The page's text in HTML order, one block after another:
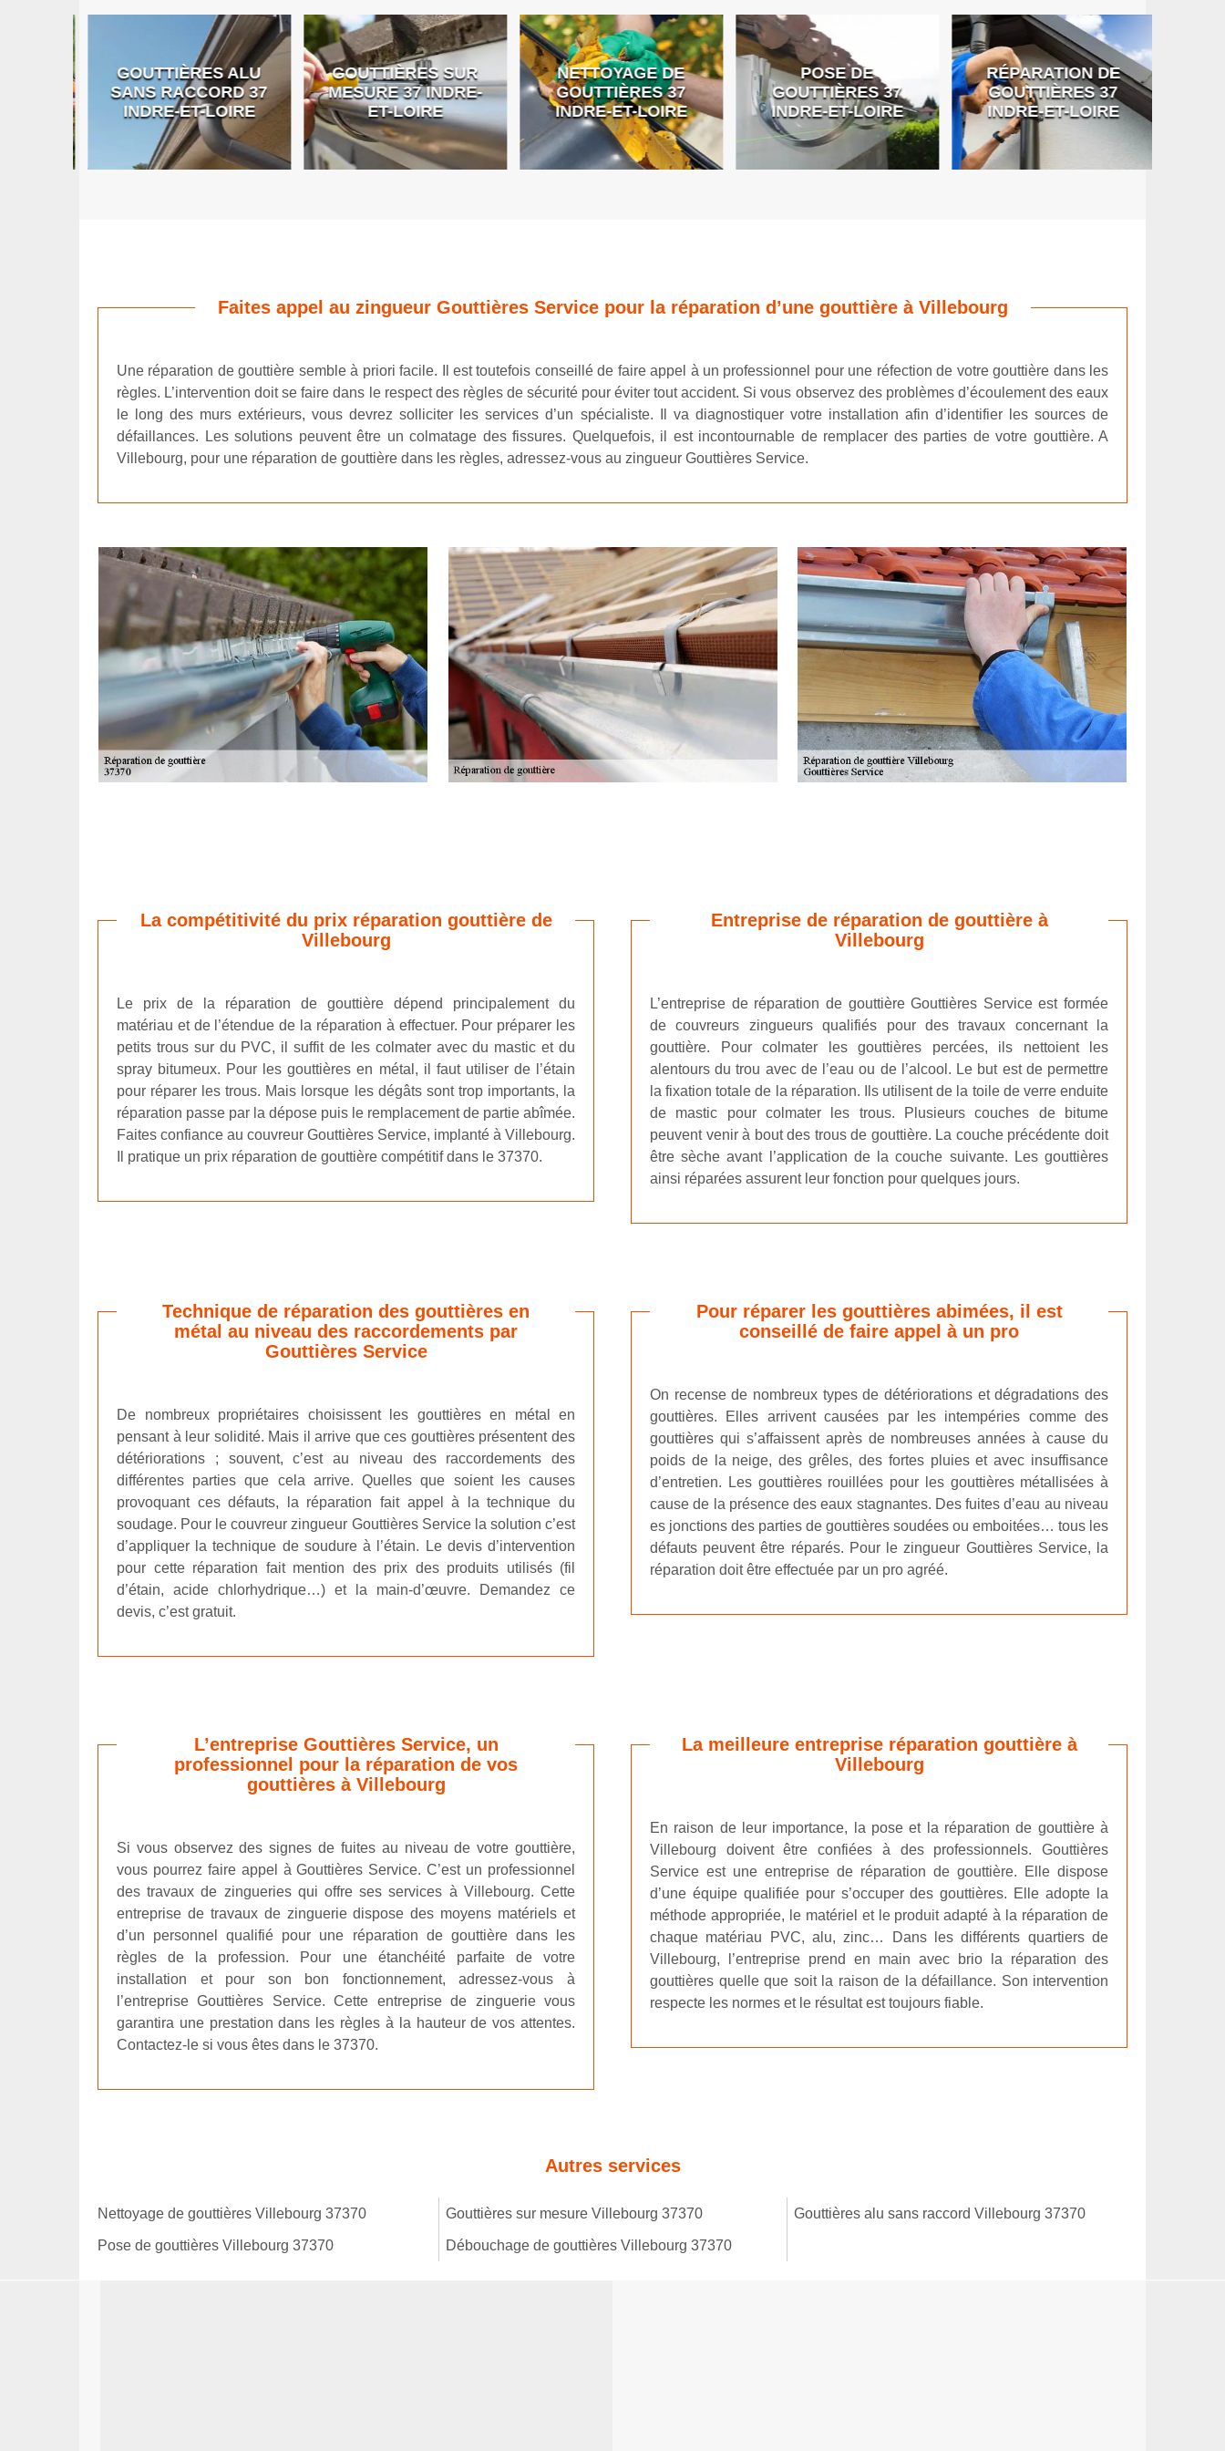
GOUTTIÈRES ALU
SANS RACCORD 37
INDRE-ET-LOIRE
GOUTTIÈRES SUR
MESURE 37 INDRE-
ET-LOIRE
NETTOYAGE DE
GOUTTIÈRES 37
INDRE-ET-LOIRE
POSE DE
GOUTTIÈRES 37
INDRE-ET-LOIRE
RÉPARATION DE
GOUTTIÈRES 37
INDRE-ET-LOIRE
Faites appel au zingueur Gouttières Service pour la réparation d’une gouttière à Villebourg
Une réparation de gouttière semble à priori facile. Il est toutefois conseillé de faire appel à un professionnel pour une réfection de votre gouttière dans les
règles. L’intervention doit se faire dans le respect des règles de sécurité pour éviter tout accident. Si vous observez des problèmes d’écoulement des eaux
le long des murs extérieurs, vous devrez solliciter les services d’un spécialiste. Il va diagnostiquer votre installation afin d’identifier les sources de
défaillances. Les solutions peuvent être un colmatage des fissures. Quelquefois, il est incontournable de remplacer des parties de votre gouttière. A
Villebourg, pour une réparation de gouttière dans les règles, adressez-vous au zingueur Gouttières Service.
La compétitivité du prix réparation gouttière de
Villebourg
Le prix de la réparation de gouttière dépend principalement du
matériau et de l’étendue de la réparation à effectuer. Pour préparer les
petits trous sur du PVC, il suffit de les colmater avec du mastic et du
spray bitumeux. Pour les gouttières en métal, il faut utiliser de l’étain
pour réparer les trous. Mais lorsque les dégâts sont trop importants, la
réparation passe par la dépose puis le remplacement de partie abîmée.
Faites confiance au couvreur Gouttières Service, implanté à Villebourg.
Il pratique un prix réparation de gouttière compétitif dans le 37370.
Entreprise de réparation de gouttière à
Villebourg
L’entreprise de réparation de gouttière Gouttières Service est formée
de couvreurs zingueurs qualifiés pour des travaux concernant la
gouttière. Pour colmater les gouttières percées, ils nettoient les
alentours du trou avec de l’eau ou de l’alcool. Le but est de permettre
la fixation totale de la réparation. Ils utilisent de la toile de verre enduite
de mastic pour colmater les trous. Plusieurs couches de bitume
peuvent venir à bout des trous de gouttière. La couche précédente doit
être sèche avant l’application de la couche suivante. Les gouttières
ainsi réparées assurent leur fonction pour quelques jours.
Technique de réparation des gouttières en
métal au niveau des raccordements par
Gouttières Service
De nombreux propriétaires choisissent les gouttières en métal en
pensant à leur solidité. Mais il arrive que ces gouttières présentent des
détériorations ; souvent, c’est au niveau des raccordements des
différentes parties que cela arrive. Quelles que soient les causes
provoquant ces défauts, la réparation fait appel à la technique du
soudage. Pour le couvreur zingueur Gouttières Service la solution c’est
d’appliquer la technique de soudure à l’étain. Le devis d’intervention
pour cette réparation fait mention des prix des produits utilisés (fil
d’étain, acide chlorhydrique…) et la main-d’œuvre. Demandez ce
devis, c’est gratuit.
Pour réparer les gouttières abimées, il est
conseillé de faire appel à un pro
On recense de nombreux types de détériorations et dégradations des
gouttières. Elles arrivent causées par les intempéries comme des
gouttières qui s’affaissent après de nombreuses années à cause du
poids de la neige, des grêles, des fortes pluies et avec insuffisance
d’entretien. Les gouttières rouillées pour les gouttières métallisées à
cause de la présence des eaux stagnantes. Des fuites d’eau au niveau
es jonctions des parties de gouttières soudées ou emboitées… tous les
défauts peuvent être réparés. Pour le zingueur Gouttières Service, la
réparation doit être effectuée par un pro agréé.
L’entreprise Gouttières Service, un
professionnel pour la réparation de vos
gouttières à Villebourg
Si vous observez des signes de fuites au niveau de votre gouttière,
vous pourrez faire appel à Gouttières Service. C’est un professionnel
des travaux de zingueries qui offre ses services à Villebourg. Cette
entreprise de travaux de zinguerie dispose des moyens matériels et
d’un personnel qualifié pour une réparation de gouttière dans les
règles de la profession. Pour une étanchéité parfaite de votre
installation et pour son bon fonctionnement, adressez-vous à
l’entreprise Gouttières Service. Cette entreprise de zinguerie vous
garantira une prestation dans les règles à la hauteur de vos attentes.
Contactez-le si vous êtes dans le 37370.
La meilleure entreprise réparation gouttière à
Villebourg
En raison de leur importance, la pose et la réparation de gouttière à
Villebourg doivent être confiées à des professionnels. Gouttières
Service est une entreprise de réparation de gouttière. Elle dispose
d’une équipe qualifiée pour s’occuper des gouttières. Elle adopte la
méthode appropriée, le matériel et le produit adapté à la réparation de
chaque matériau PVC, alu, zinc… Dans les différents quartiers de
Villebourg, l’entreprise prend en main avec brio la réparation des
gouttières quelle que soit la raison de la défaillance. Son intervention
respecte les normes et le résultat est toujours fiable.
Autres services
Nettoyage de gouttières Villebourg 37370
Pose de gouttières Villebourg 37370
Gouttières sur mesure Villebourg 37370
Débouchage de gouttières Villebourg 37370
Gouttières alu sans raccord Villebourg 37370